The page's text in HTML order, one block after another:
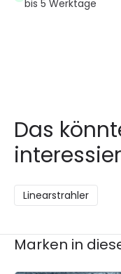
bis 5 Werktage
Das
Linearstrahler
Marken in